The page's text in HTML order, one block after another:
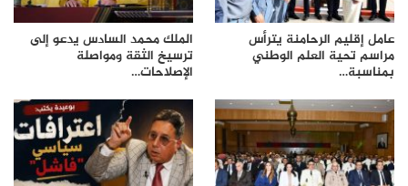
عامل إقليم الرحامنة يترأس
مراسم تحية العلم الوطني
بمناسبة…
الملك محمد السادس يدعو إلى
ترسيخ الثقة ومواصلة
الإصلاحات…